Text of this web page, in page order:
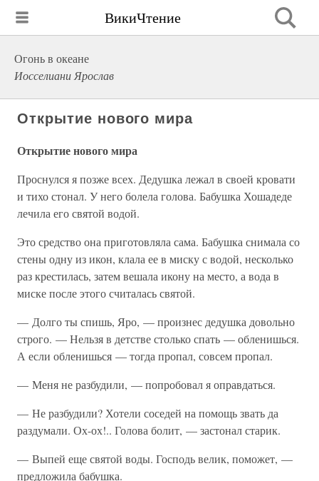
ВикиЧтение
Огонь в океане
Иосселиани Ярослав
Открытие нового мира
Открытие нового мира
Проснулся я позже всех. Дедушка лежал в своей кровати
и тихо стонал. У него болела голова. Бабушка Хошадеде
лечила его святой водой.
Это средство она приготовляла сама. Бабушка снимала со
стены одну из икон, клала ее в миску с водой, несколько
раз крестилась, затем вешала икону на место, а вода в
миске после этого считалась святой.
— Долго ты спишь, Яро, — произнес дедушка довольно
строго. — Нельзя в детстве столько спать — обленишься.
А если обленишься — тогда пропал, совсем пропал.
— Меня не разбудили, — попробовал я оправдаться.
— Не разбудили? Хотели соседей на помощь звать да
раздумали. Ох-ох!.. Голова болит, — застонал старик.
— Выпей еще святой воды. Господь велик, поможет, —
предложила бабушка.